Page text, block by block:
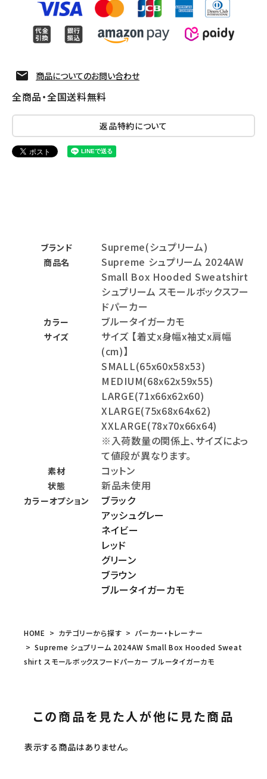
商品についてのお問い合わせ
全商品・全国送料無料
返品特約について
ブランド Supreme(シュプリーム)
商品名
Supreme シュプリーム 2024AW
Small Box Hooded Sweatshirt
シュプリーム スモールボックスフー
ドパーカー
カラー ブルータイガーカモ
サイズ
サイズ 【着丈x身幅x袖丈x肩幅
(cm)】
SMALL(65x60x58x53)
MEDIUM(68x62x59x55)
LARGE(71x66x62x60)
XLARGE(75x68x64x62)
XXLARGE(78x70x66x64)
※入荷数量の関係上、サイズによっ
て値段が異なります。
素材 コットン
状態 新品未使用
カラーオプション
ブラック
アッシュグレー
ネイビー
レッド
グリーン
ブラウン
ブルータイガーカモ
HOME カテゴリーから探す
パーカー・トレーナー
Supreme シュプリーム 2024AW Small Box Hooded Sweat
shirt スモールボックスフードパーカー ブルータイガーカモ
この商品を見た人が他に見た商品
表示する商品はありません。